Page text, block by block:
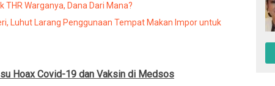
Warganya, Dana Dari Mana?
Luhut Larang Penggunaan Tempat Makan Impor untuk
Hoax Covid-19 dan Vaksin di Medsos